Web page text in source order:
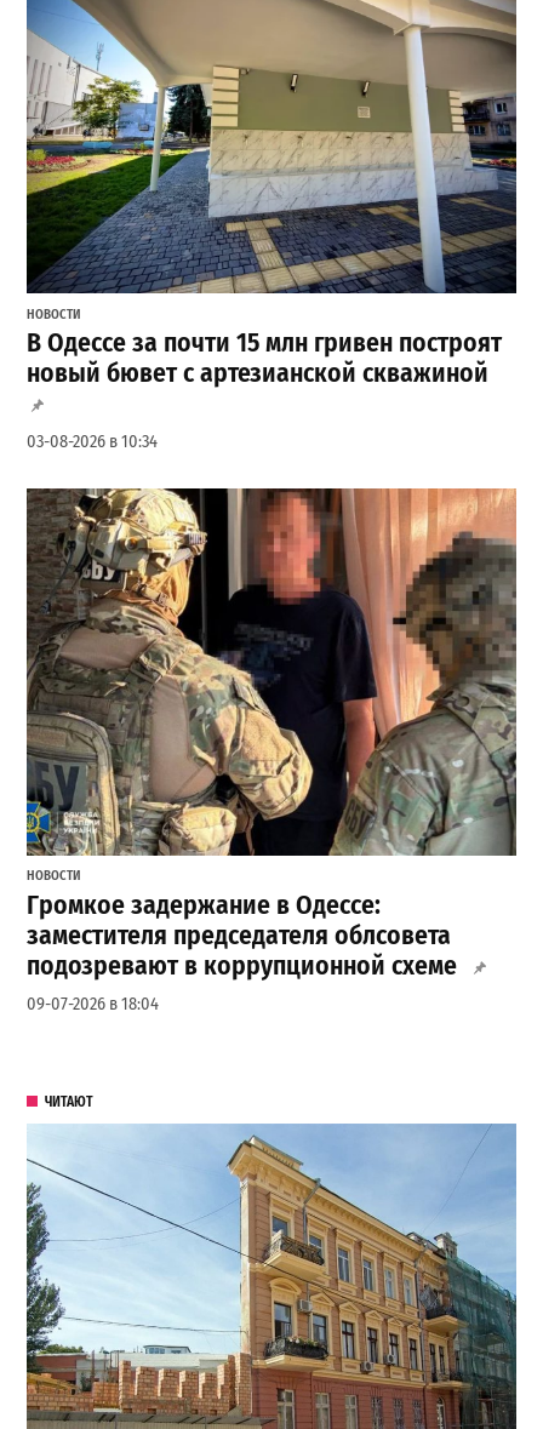
НОВОСТИ
В Одессе за почти 15 млн гривен построят
новый бювет с артезианской скважиной
03-08-2026 в 10:34
НОВОСТИ
Громкое задержание в Одессе:
заместителя председателя облсовета
подозревают в коррупционной схеме
09-07-2026 в 18:04
ЧИТАЮТ